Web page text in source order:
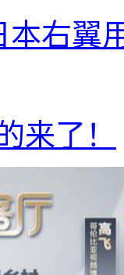
本右翼
来了！